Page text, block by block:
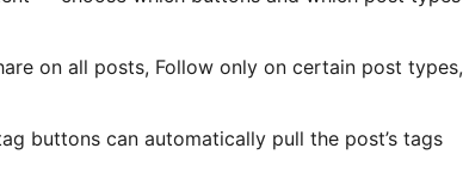
on all posts, Follow only on certain post types,
buttons can automatically pull the post’s tags